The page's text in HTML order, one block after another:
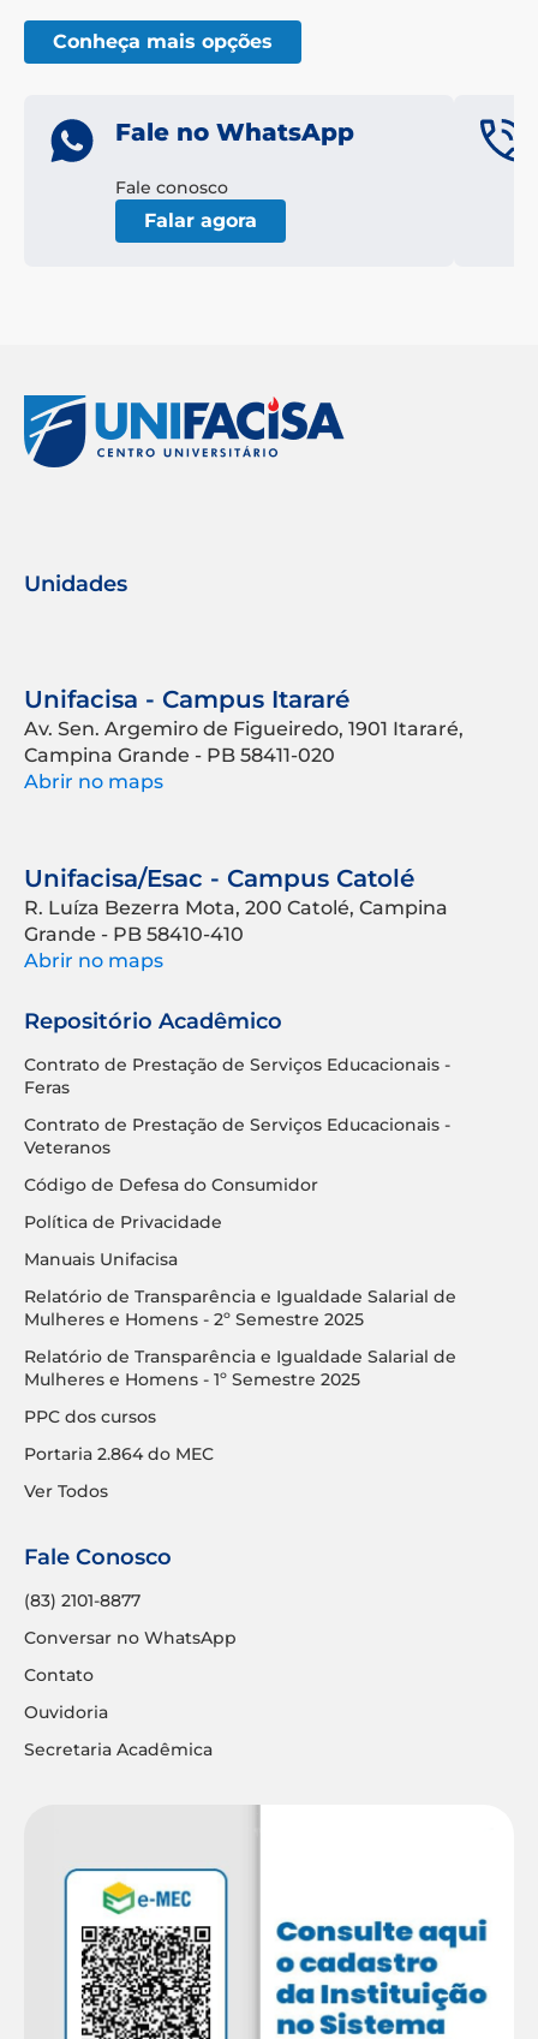
Conheça mais opções
Fale no WhatsApp
Fale conosco
Falar agora
Unidades
Unifacisa - Campus Itararé
Av. Sen. Argemiro de Figueiredo, 1901 Itararé,
Campina Grande - PB 58411-020
Abrir no maps
Unifacisa/Esac - Campus Catolé
R. Luíza Bezerra Mota, 200 Catolé, Campina
Grande - PB 58410-410
Abrir no maps
Repositório Acadêmico
Contrato de Prestação de Serviços Educacionais -
Feras
Contrato de Prestação de Serviços Educacionais -
Veteranos
Código de Defesa do Consumidor
Política de Privacidade
Manuais Unifacisa
Relatório de Transparência e Igualdade Salarial de
Mulheres e Homens - 2º Semestre 2025
Relatório de Transparência e Igualdade Salarial de
Mulheres e Homens - 1º Semestre 2025
PPC dos cursos
Portaria 2.864 do MEC
Ver Todos
Fale Conosco
(83) 2101-8877
Conversar no WhatsApp
Contato
Ouvidoria
Secretaria Acadêmica